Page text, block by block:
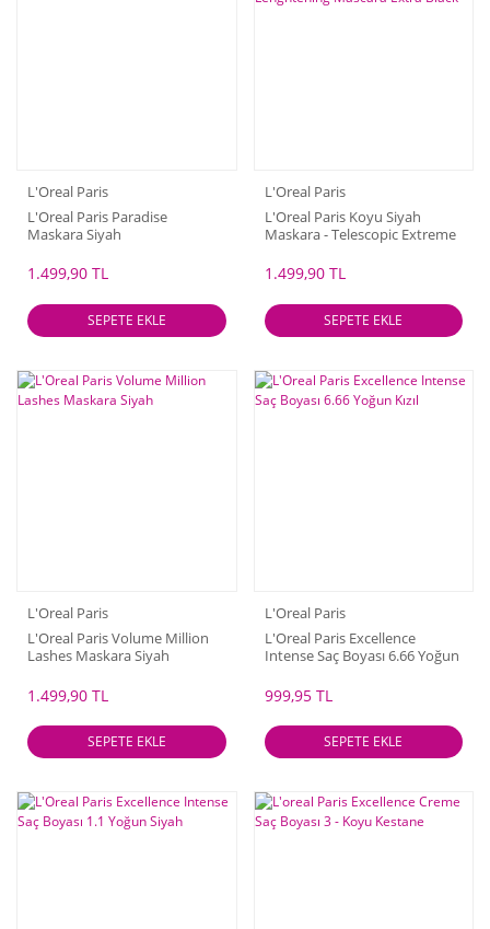
L'Oreal Paris
L'Oreal Paris Paradise
Maskara Siyah
1.499,90 TL
SEPETE EKLE
L'Oreal Paris
L'Oreal Paris Koyu Siyah
Maskara - Telescopic Extreme
Black
1.499,90 TL
SEPETE EKLE
L'Oreal Paris
L'Oreal Paris Volume Million
Lashes Maskara Siyah
1.499,90 TL
SEPETE EKLE
L'Oreal Paris
L'Oreal Paris Excellence
Intense Saç Boyası 6.66 Yoğun
999,95 TL
SEPETE EKLE